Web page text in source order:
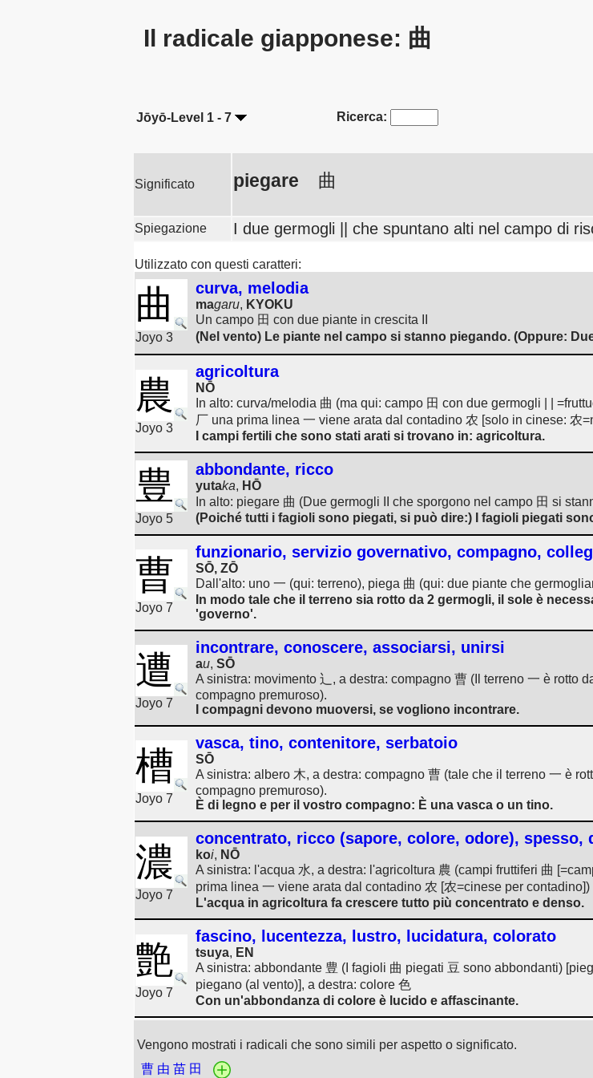
Il radicale giapponese: 曲
Jōyō-Level 1 - 7 Ricerca:
Significato piegare 曲
Spiegazione I due germogli || che spuntano alti nel campo di
Utilizzato con questi caratteri:
曲
Joyo 3
curva, melodia
magaru, KYOKU
Un campo 田 con due piante in crescita II
(Nel vento) Le piante nel campo si stanno piegando. (Oppure:
農
Joyo 3
agricoltura
NŌ
In alto: curva/melodia 曲 (ma qui: campo 田 con due germogli | |
厂 una prima linea 一 viene arata dal contadino 农 [solo in cinese: 农
I campi fertili che sono stati arati si trovano in: agricoltura.
豊
Joyo 5
abbondante, ricco
yutaka, HŌ
In alto: piegare 曲 (Due germogli II che sporgono nel campo 田 si
(Poiché tutti i fagioli sono piegati, si può dire:) I fagioli piegati
曹
Joyo 7
funzionario, servizio governativo, compagno,
SŌ, ZŌ
Dall'alto: uno 一 (qui: terreno), piega 曲 (qui: due piante che
In modo tale che il terreno sia rotto da 2 germogli, il sole è
'governo'.
遭
Joyo 7
incontrare, conoscere, associarsi, unirsi
au, SŌ
A sinistra: movimento 辶, a destra: compagno 曹 (Il terreno 一 è rotto
compagno premuroso).
I compagni devono muoversi, se vogliono incontrare.
槽
Joyo 7
vasca, tino, contenitore, serbatoio
SŌ
A sinistra: albero 木, a destra: compagno 曹 (tale che il terreno 一 è
compagno premuroso).
È di legno e per il vostro compagno: È una vasca o un tino.
濃
Joyo 7
concentrato, ricco (sapore, colore, odore), spesso,
koi, NŌ
A sinistra: l'acqua 水, a destra: l'agricoltura 農 (campi fruttiferi 曲
prima linea 一 viene arata dal contadino 农 [农=cinese per contadino])
L'acqua in agricoltura fa crescere tutto più concentrato e denso.
艶
Joyo 7
fascino, lucentezza, lustro, lucidatura, colorato
tsuya, EN
A sinistra: abbondante 豊 (I fagioli 曲 piegati 豆 sono abbondanti)
piegano (al vento)], a destra: colore 色
Con un'abbondanza di colore è lucido e affascinante.
Vengono mostrati i radicali che sono simili per aspetto o significato.
曹 由 苗 田